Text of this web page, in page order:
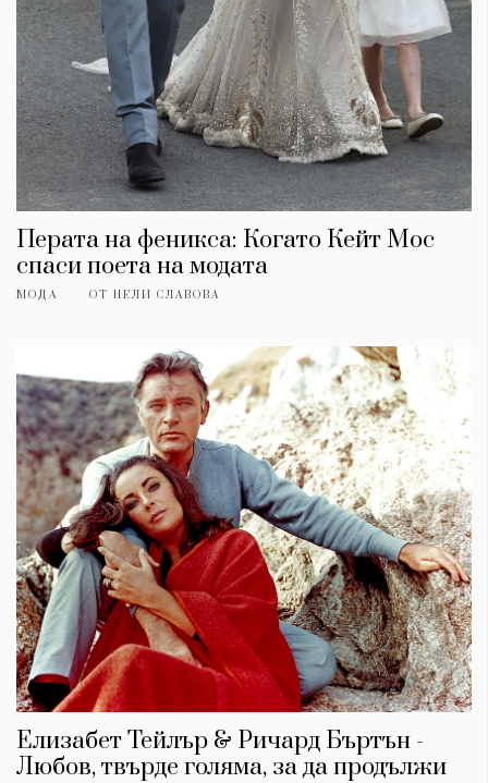
Перата на феникса: Когато Кейт Мос
спаси поета на модата
МОДА ОТ НЕЛИ СЛАВОВА
Елизабет Тейлър & Ричард Бъртън -
Любов, твърде голяма, за да продължи